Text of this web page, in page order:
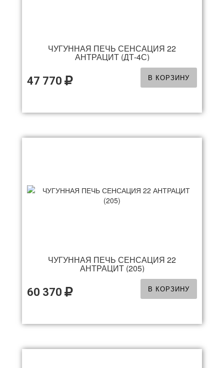
ЧУГУННАЯ ПЕЧЬ СЕНСАЦИЯ 22
АНТРАЦИТ (ДТ-4С)
47 770 В КОРЗИНУ
ЧУГУННАЯ ПЕЧЬ СЕНСАЦИЯ 22
АНТРАЦИТ (205)
60 370 В КОРЗИНУ